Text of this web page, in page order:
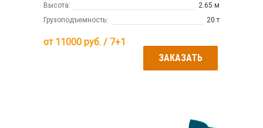
Высота:
2.65 м
Грузоподъемность:
20 т
от 11000 руб. / 7+1
ЗАКАЗАТЬ